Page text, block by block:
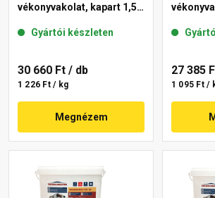
vékonyvakolat, kapart 1,5
Gyártói készleten
30 660 Ft / db
1 226 Ft / kg
Megnézem
27 385
1 095 Ft /